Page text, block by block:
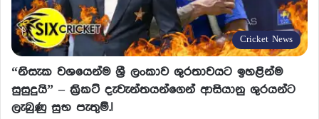
Cricket News
“නිසැක වශයෙන්ම ශ්‍රී ලංකාව ශුරතාවයට ඉහළින්ම
සුසුදුයි” – ක්‍රිකට් දැවැන්තයන්ගෙන් ආසියානු ශුරයන්ට
ලැබුණු සුභ පැතුම්.!